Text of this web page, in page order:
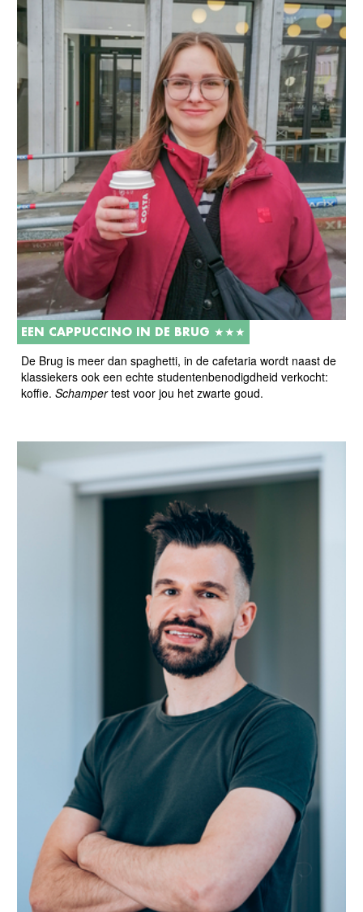
EEN CAPPUCCINO IN DE BRUG ★★★
De Brug is meer dan spaghetti, in de cafetaria wordt naast de
klassiekers ook een echte studentenbenodigdheid verkocht:
koffie. Schampertest voor jou het zwarte goud.